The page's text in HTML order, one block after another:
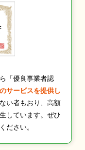
「優良事業者認
サービスを提供し
い者もおり、高額
しています。ぜひ
ださい。